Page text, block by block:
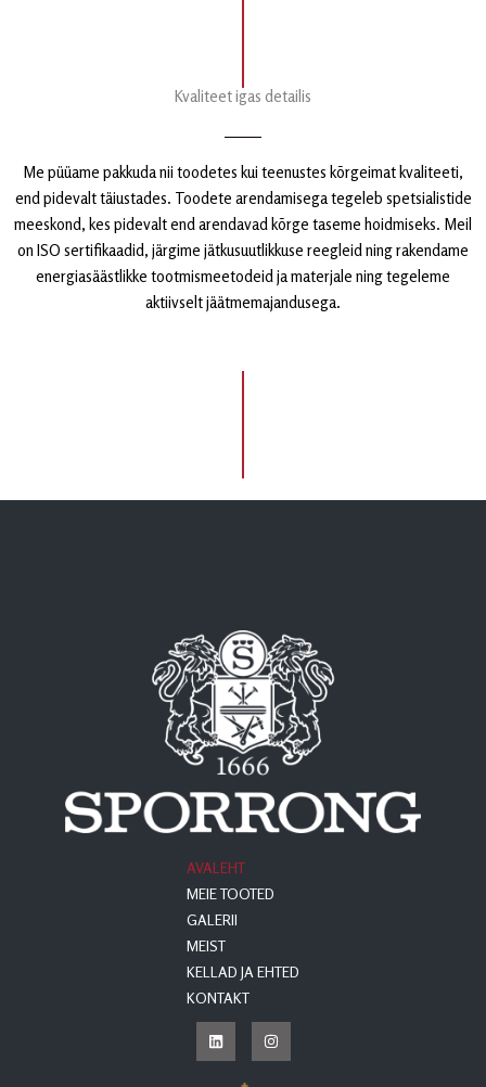
Kvaliteet igas detailis
Me püüame pakkuda nii toodetes kui teenustes kõrgeimat kvaliteeti,
end pidevalt täiustades. Toodete arendamisega tegeleb spetsialistide
meeskond, kes pidevalt end arendavad kõrge taseme hoidmiseks. Meil
on ISO sertifikaadid, järgime jätkusuutlikkuse reegleid ning rakendame
energiasäästlikke tootmis­meetodeid ja materjale ning tegeleme
aktiivselt jäätmemajandusega.
AVALEHT
MEIE TOOTED
GALERII
MEIST
KELLAD JA EHTED
KONTAKT